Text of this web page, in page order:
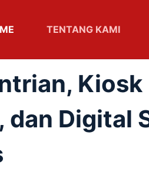
TENTANG KAMI
Kiosk
Digital